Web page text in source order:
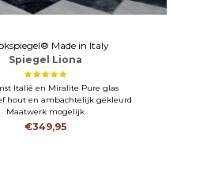
Made in Italy
Spiegel Liona
Italië en Miralite Pure glas
hout en ambachtelijk gekleurd
Maatwerk mogelijk
€349,95